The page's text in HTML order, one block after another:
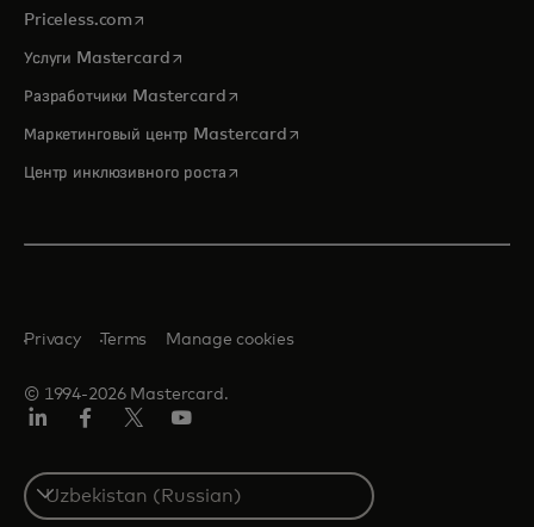
Priceless.com opens in a new tab
Услуги Mastercardopens in a new tab
Разработчики Mastercardopens in a new tab
Маркетинговый центр Mastercardopens in a new tab
Центр инклюзивного ростаopens in a new tab
© 1994-2026 Mastercard.
Privacy Terms Manage cookies
Select
a
country